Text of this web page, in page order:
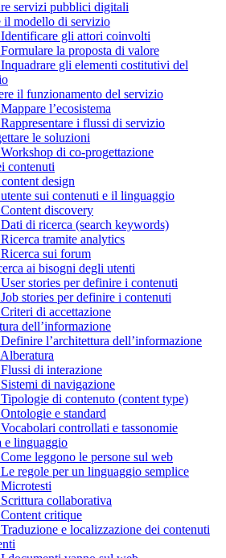
servizi pubblici digitali
il modello di servizio
gli attori coinvolti
la proposta di valore
gli elementi costitutivi del
il funzionamento del servizio
l’ecosistema
i flussi di servizio
le soluzioni
di co-progettazione
contenuti
design
sui contenuti e il linguaggio
discovery
di ricerca (search keywords)
tramite analytics
sui forum
ai bisogni degli utenti
stories per definire i contenuti
stories per definire i contenuti
di accettazione
dell’informazione
l’architettura dell’informazione
di interazione
di navigazione
di contenuto (content type)
e standard
controllati e tassonomie
e linguaggio
leggono le persone sul web
regole per un linguaggio semplice
collaborativa
critique
e localizzazione dei contenuti